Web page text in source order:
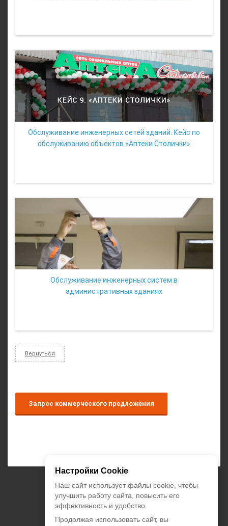
Обслуживание инженерных сетей зданий. Кейс по
обслуживанию объектов «Аптеки Столички»
Обслуживание инженерных систем в
административных зданиях
Вернуться
Запрос коммерческого предложения
+7 (495) 374-55-85
zakaz@climatstar.ru
Настройки Cookie
Наш сайт использует файлы cookie, чтобы
улучшить работу сайта, повысить его
эффективность и удобство.
Продолжая использовать сайт, вы